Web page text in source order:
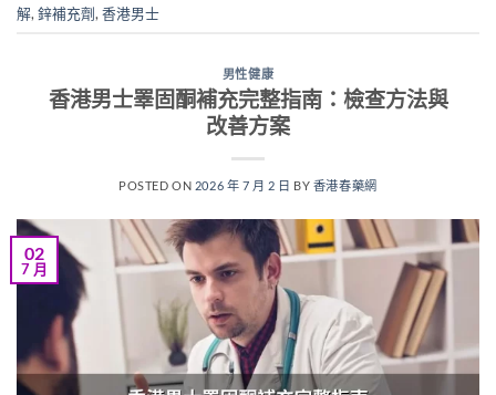
解, 鋅補充劑, 香港男士
男性健康
香港男士睪固酮補充完整指南：檢查方法與
改善方案
POSTED ON 2026 年 7 月 2 日 BY 香港春藥網
02
7 月